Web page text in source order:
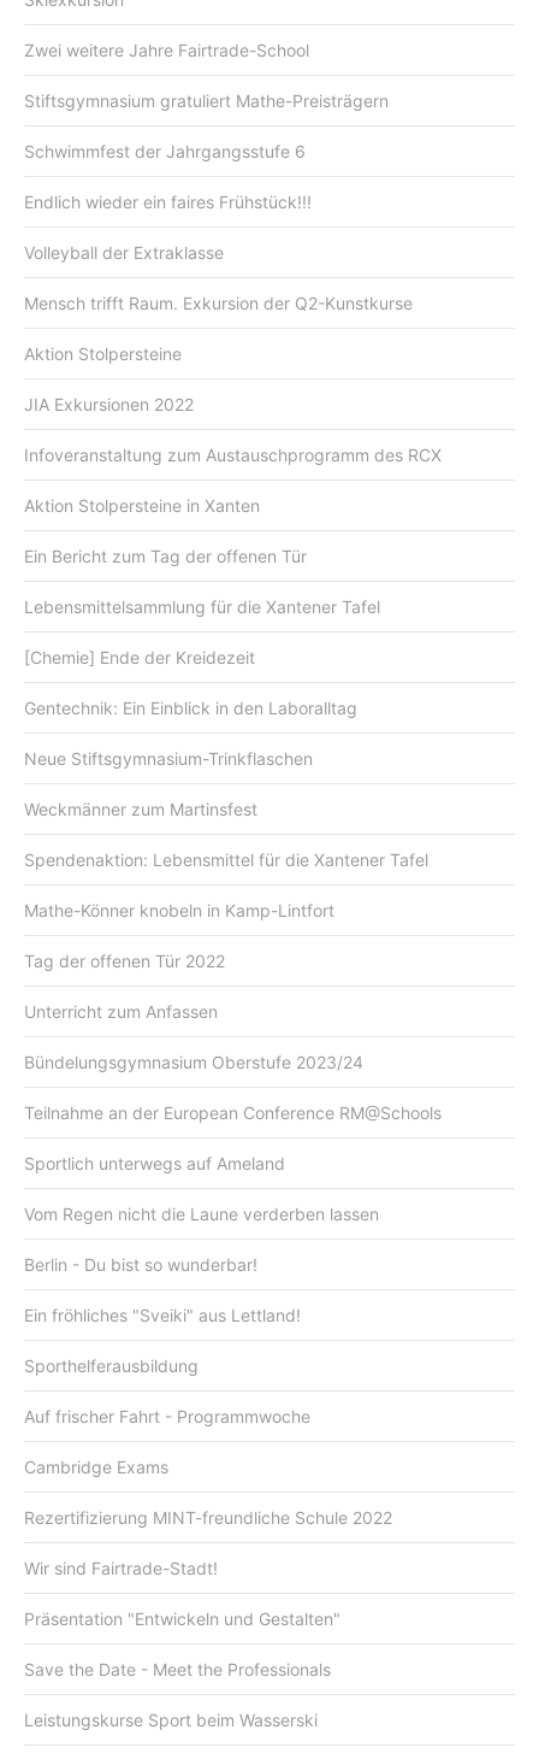
Zwei weitere Jahre Fairtrade-School
Stiftsgymnasium gratuliert Mathe-Preisträgern
Schwimmfest der Jahrgangsstufe 6
Endlich wieder ein faires Frühstück!!!
Volleyball der Extraklasse
Mensch trifft Raum. Exkursion der Q2-Kunstkurse
Aktion Stolpersteine
JIA Exkursionen 2022
Infoveranstaltung zum Austauschprogramm des RCX
Aktion Stolpersteine in Xanten
Ein Bericht zum Tag der offenen Tür
Lebensmittelsammlung für die Xantener Tafel
[Chemie] Ende der Kreidezeit
Gentechnik: Ein Einblick in den Laboralltag
Neue Stiftsgymnasium-Trinkflaschen
Weckmänner zum Martinsfest
Spendenaktion: Lebensmittel für die Xantener Tafel
Mathe-Könner knobeln in Kamp-Lintfort
Tag der offenen Tür 2022
Unterricht zum Anfassen
Bündelungsgymnasium Oberstufe 2023/24
Teilnahme an der European Conference RM@Schools
Sportlich unterwegs auf Ameland
Vom Regen nicht die Laune verderben lassen
Berlin - Du bist so wunderbar!
Ein fröhliches "Sveiki" aus Lettland!
Sporthelferausbildung
Auf frischer Fahrt - Programmwoche
Cambridge Exams
Rezertifizierung MINT-freundliche Schule 2022
Wir sind Fairtrade-Stadt!
Präsentation "Entwickeln und Gestalten"
Save the Date - Meet the Professionals
Leistungskurse Sport beim Wasserski